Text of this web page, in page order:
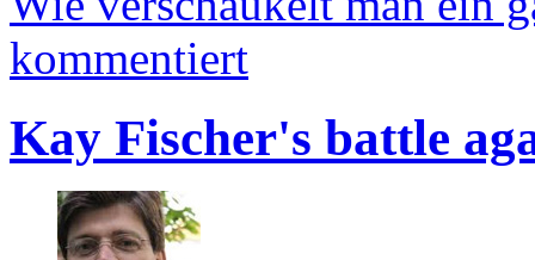
kommentiert
Kay Fischer's battle